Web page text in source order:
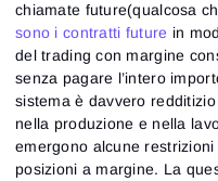
chiamate future(qualcosa
sono i contratti future in
del trading con margine
senza pagare l’intero
sistema è davvero
nella produzione e nella
emergono alcune
posizioni a margine. La